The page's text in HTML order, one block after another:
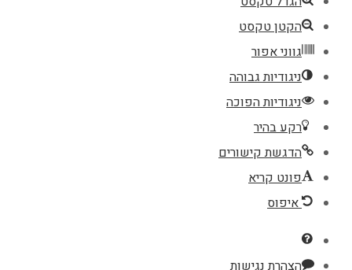
הקטן טקסט
גווני אפור
ניגודיות גבוהה
ניגודיות הפוכה
רקע בהיר
הדגשת קישורים
פונט קריא
איפוס
הצהרת נגישות